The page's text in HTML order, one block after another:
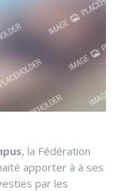
, la Fédération
apporter à à ses
par les